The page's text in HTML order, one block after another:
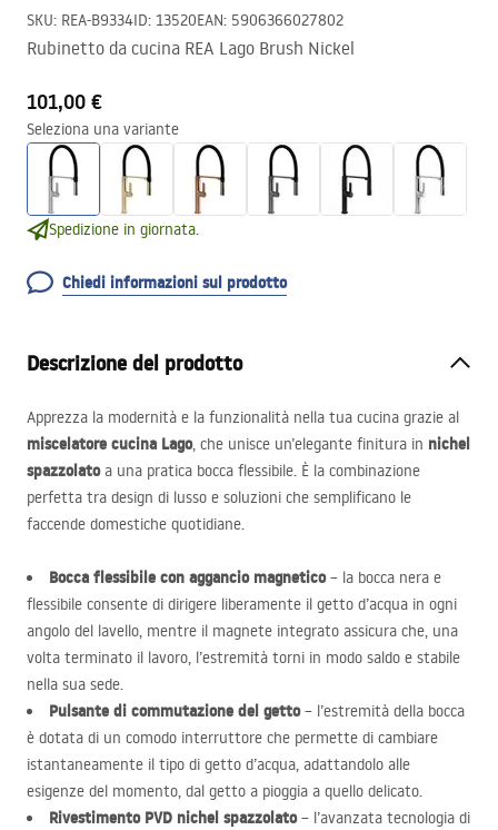
SKU: REA-B9334ID: 13520EAN: 5906366027802
Rubinetto da cucina REA Lago Brush Nickel
101,00 €
Seleziona una variante
Spedizione in giornata.
Chiedi informazioni sul prodotto
Descrizione del prodotto
Apprezza la modernità e la funzionalità nella tua cucina grazie al
miscelatore cucina Lago, che unisce un’elegante finitura in nichel
spazzolatoa una pratica bocca flessibile. È la combinazione
perfetta tra design di lusso e soluzioni che semplificano le
faccende domestiche quotidiane.
Bocca flessibile con aggancio magnetico– la bocca nera e
flessibile consente di dirigere liberamente il getto d’acqua in ogni
angolo del lavello, mentre il magnete integrato assicura che, una
volta terminato il lavoro, l’estremità torni in modo saldo e stabile
nella sua sede.
Pulsante di commutazione del getto– l’estremità della bocca
è dotata di un comodo interruttore che permette di cambiare
istantaneamente il tipo di getto d’acqua, adattandolo alle
esigenze del momento, dal getto a pioggia a quello delicato.
Rivestimento PVD nichel spazzolato– l’avanzata tecnologia di